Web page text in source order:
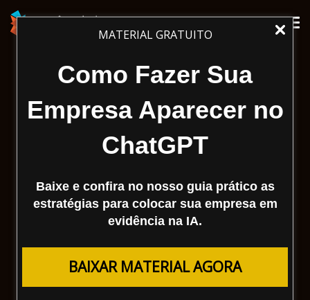
MATERIAL GRATUITO
Como Fazer Sua
Empresa Aparecer no
ChatGPT
Baixe e confira no nosso guia prático as
estratégias para colocar sua empresa em
evidência na IA.
BAIXAR MATERIAL AGORA